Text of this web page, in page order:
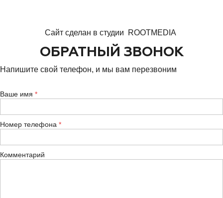
Сайт сделан в студии ROOTMEDIA
ОБРАТНЫЙ ЗВОНОК
Напишите свой телефон, и мы вам перезвоним
Ваше имя
Номер телефона
Комментарий